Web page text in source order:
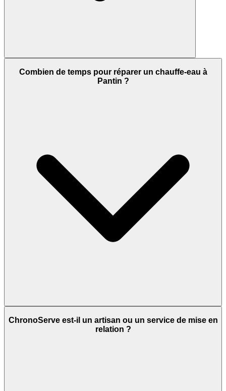
Combien de temps pour réparer un chauffe-eau à
Pantin ?
ChronoServe est-il un artisan ou un service de mise en
relation ?